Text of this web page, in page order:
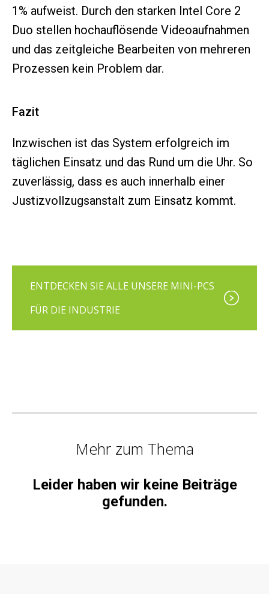
1% aufweist. Durch den starken Intel Core 2
Duo stellen hochauflösende Videoaufnahmen
und das zeitgleiche Bearbeiten von mehreren
Prozessen kein Problem dar.
Fazit
Inzwischen ist das System erfolgreich im
täglichen Einsatz und das Rund um die Uhr. So
zuverlässig, dass es auch innerhalb einer
Justizvollzugsanstalt zum Einsatz kommt.
ENTDECKEN SIE ALLE UNSERE MINI-PCS
FÜR DIE INDUSTRIE
Mehr zum Thema
Leider haben wir keine Beiträge
gefunden.